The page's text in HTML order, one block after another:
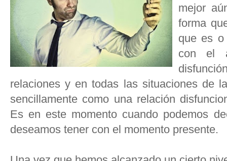
mejor
forma
que es
con el
relaciones y en todas las situaciones de
sencillamente como una relación
Es en este momento cuando podemos
deseamos tener con el momento presente.